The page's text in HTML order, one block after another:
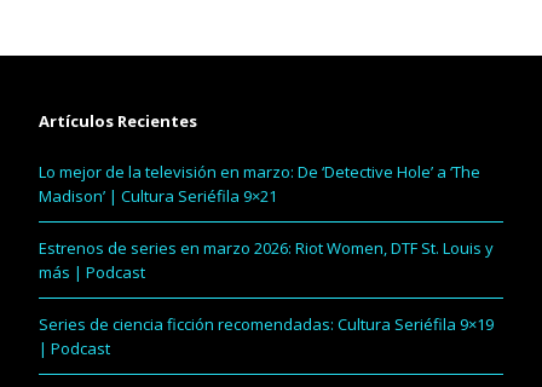
Artículos Recientes
Lo mejor de la televisión en marzo: De ‘Detective Hole’ a ‘The
Madison’ | Cultura Seriéfila 9×21
Estrenos de series en marzo 2026: Riot Women, DTF St. Louis y
más | Podcast
Series de ciencia ficción recomendadas: Cultura Seriéfila 9×19
| Podcast